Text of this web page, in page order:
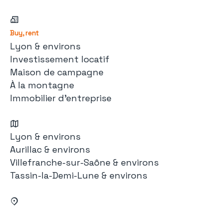
Buy, rent
Lyon & environs
Investissement locatif
Maison de campagne
À la montagne
Immobilier d'entreprise
Lyon & environs
Aurillac & environs
Villefranche-sur-Saône & environs
Tassin-la-Demi-Lune & environs